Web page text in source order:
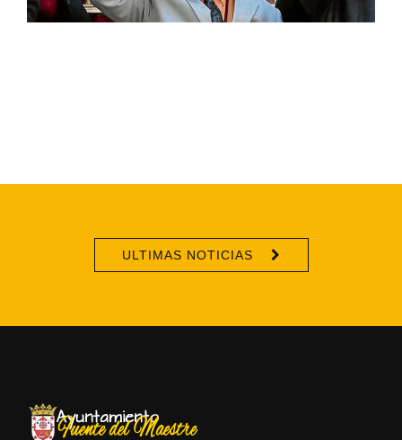
ULTIMAS NOTICIAS